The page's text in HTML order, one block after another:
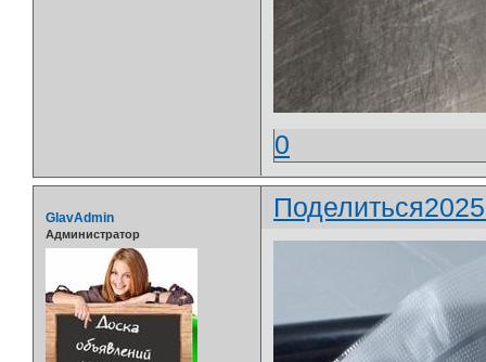
0
Поделиться
GlavAdmin
Администратор